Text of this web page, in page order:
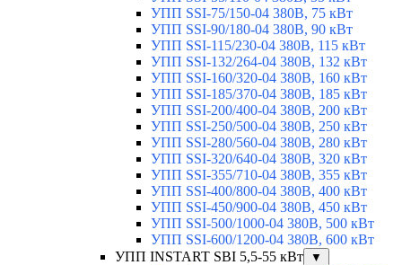
УПП SSI-75/150-04 380В, 75 кВт
УПП SSI-90/180-04 380В, 90 кВт
УПП SSI-115/230-04 380В, 115 кВт
УПП SSI-132/264-04 380В, 132 кВт
УПП SSI-160/320-04 380В, 160 кВт
УПП SSI-185/370-04 380В, 185 кВт
УПП SSI-200/400-04 380В, 200 кВт
УПП SSI-250/500-04 380В, 250 кВт
УПП SSI-280/560-04 380В, 280 кВт
УПП SSI-320/640-04 380В, 320 кВт
УПП SSI-355/710-04 380В, 355 кВт
УПП SSI-400/800-04 380В, 400 кВт
УПП SSI-450/900-04 380В, 450 кВт
УПП SSI-500/1000-04 380В, 500 кВт
УПП SSI-600/1200-04 380В, 600 кВт
УПП INSTART SBI 5,5-55 кВт
▼